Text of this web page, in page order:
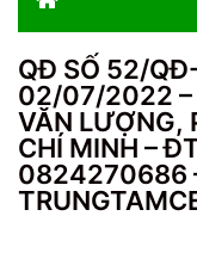
QĐ SỐ 52/
02/07/2022 –
VĂN LƯỢNG,
CHÍ MINH –
0824270686